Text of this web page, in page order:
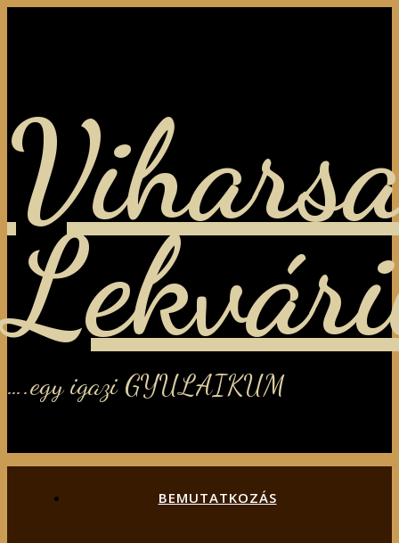
….egy igazi GYULAIKUM
BEMUTATKOZÁS